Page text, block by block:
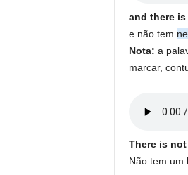
and there
e não tem
Nota: a
marcar,
There is
Não tem um